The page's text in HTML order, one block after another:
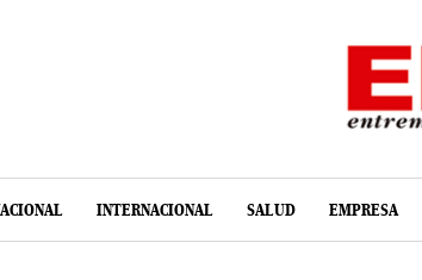
INTERNACIONAL SALUD EMPRESA